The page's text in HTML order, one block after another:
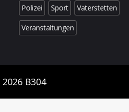
Polizei Sport Vaterstetten
Veranstaltungen
B304